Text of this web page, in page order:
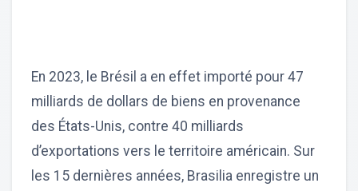
En 2023, le Brésil a en effet importé pour 47
milliards de dollars de biens en provenance
des États-Unis, contre 40 milliards
d’exportations vers le territoire américain. Sur
les 15 dernières années, Brasilia enregistre un